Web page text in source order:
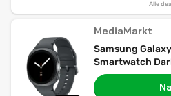
Alle
MediaMarkt
Samsung
Smartwatch